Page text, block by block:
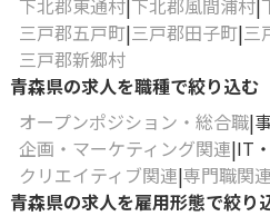
下北郡東通村 下北郡風間浦村
三戸郡五戸町 三戸郡田子町 三
三戸郡新郷村
青森県の求人を職種で絞り込む
オープンポジション・総合職
企画・マーケティング関連 IT
クリエイティブ関連 専門職関連
青森県の求人を雇用形態で絞り